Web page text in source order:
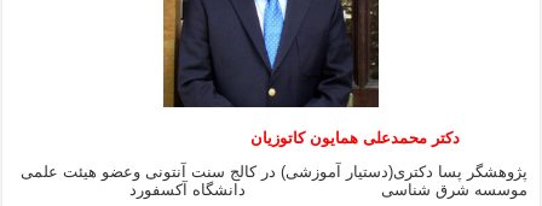
دکتر محمدعلی همایون کاتوزیان
پژوهشگر پسا دکتری(دستیار آموزشی) در کالج سنت آنتونی وعضو هیئت علمی
موسسه شرق شناسی دانشگاه آکسفورد